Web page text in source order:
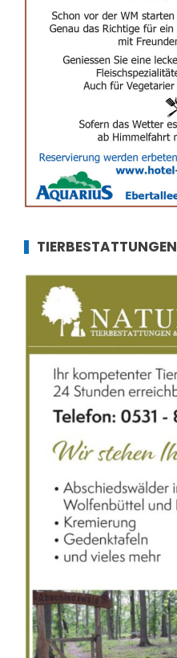
TIERBESTATTUNGEN